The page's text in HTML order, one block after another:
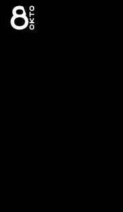
Zum
Inhalt
springen